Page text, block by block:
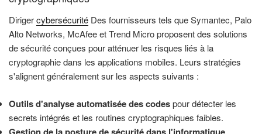
Dirigercybersécurité Des fournisseurs tels que Symantec, Palo
Alto Networks, McAfee et Trend Micro proposent des solutions
de sécurité conçues pour atténuer les risques liés à la
cryptographie dans les applications mobiles. Leurs stratégies
s'alignent généralement sur les aspects suivants :
Outils d'analyse automatisée des codespour détecter les
secrets intégrés et les routines cryptographiques faibles.